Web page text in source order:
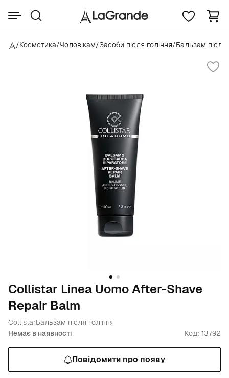
/Косметика/Чоловікам/Засоби після гоління/Бальзам після
Collistar Linea Uomo After-Shave
Repair Balm
CollistarБальзам після гоління
Немає в наявності
Код: 13792
Повідомити про появу